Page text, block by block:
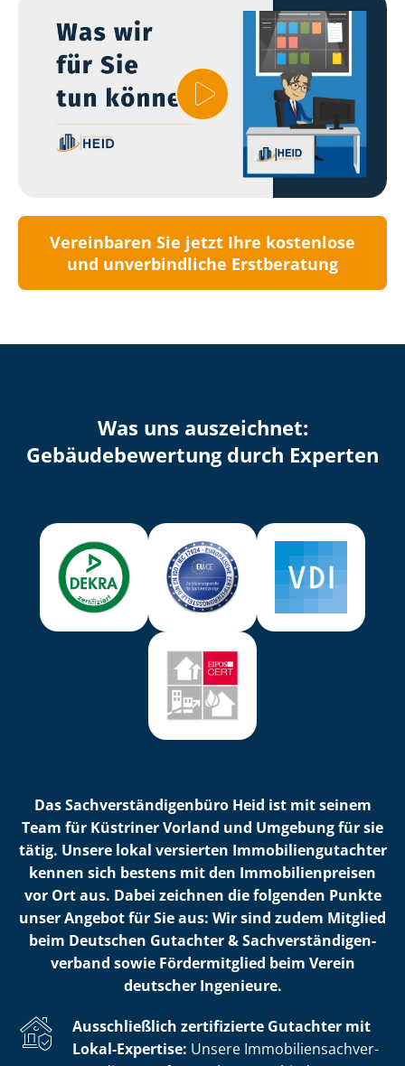
Vereinbaren Sie jetzt Ihre kostenlose
und unverbindliche Erstberatung
Was uns auszeichnet:
Ge­bäu­de­be­wer­tung durch Experten
Das Sach­ver­stän­di­gen­bü­ro Heid ist mit seinem
Team für Küstriner Vorland und Umgebung für sie
tätig. Unsere lokal versierten Im­mo­bi­li­en­gut­ach­ter
kennen sich bestens mit den Im­mo­bi­li­en­prei­sen
vor Ort aus. Dabei zeichnen die folgenden Punkte
unser Angebot für Sie aus: Wir sind zudem Mitglied
beim Deutschen Gutachter & Sach­ver­stän­di­gen­
ver­band sowie Fördermitglied beim Verein
deutscher Ingenieure.
Ausschließlich zertifizierte Gutachter mit
Lokal-Expertise: Unsere Im­mo­bi­li­en­sach­ver­